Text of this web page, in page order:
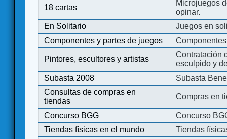
18 cartas
Microjuegos
opinar.
En Solitario
Juegos en
Componentes y partes de juegos
Pintores, escultores y artistas
Contratación
esculpido y
Subasta 2008
Subasta
Consultas de compras en
tiendas
Compras en
Concurso BGG
Concurso
Tiendas físicas en el mundo
Tiendas